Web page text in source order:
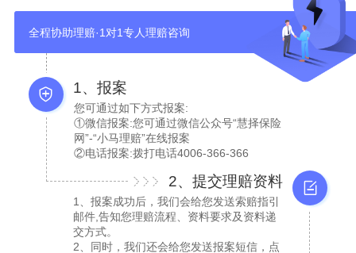
全程协助理赔·1对1专人理赔咨询
1、报案
您可通过如下方式报案:
①微信报案:您可通过微信公众号“慧择保险
网”-“小马理赔”在线报案
②电话报案:拨打电话4006-366-366
2、提交理赔资料
1、报案成功后，我们会给您发送索赔指引
邮件,告知您理赔流程、资料要求及资料递
交方式。
2、同时，我们还会给您发送报案短信，点